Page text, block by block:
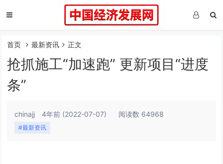
首页 最新资讯 正文
抢抓施工“加速跑” 更新项目“进度
条”
chinajj 4年前 (2022-07-07) 阅读数 64968
#最新资讯